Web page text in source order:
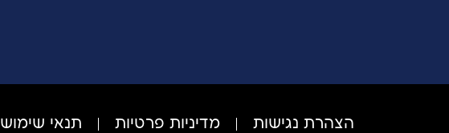
הצהרת נגישות מדיניות פרטיות תנאי שימוש